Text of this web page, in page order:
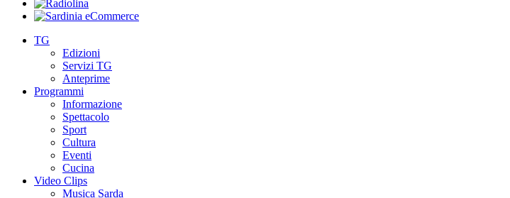
TG
Edizioni
Servizi TG
Anteprime
Programmi
Informazione
Spettacolo
Sport
Cultura
Eventi
Cucina
Video Clips
Musica Sarda